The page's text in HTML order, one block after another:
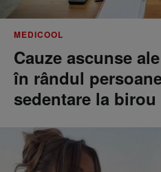
MEDICOOL
Cauze ascunse
în rândul
sedentare la birou